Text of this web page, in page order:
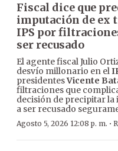
Fiscal dice que
imputación de ex
IPS por
ser recusado
El agente fiscal Julio
desvío millonario en el
presidentesVicente
filtraciones que
decisión de precipitar la
a ser recusado
Agosto 5, 2026 12:08 p. m. ·